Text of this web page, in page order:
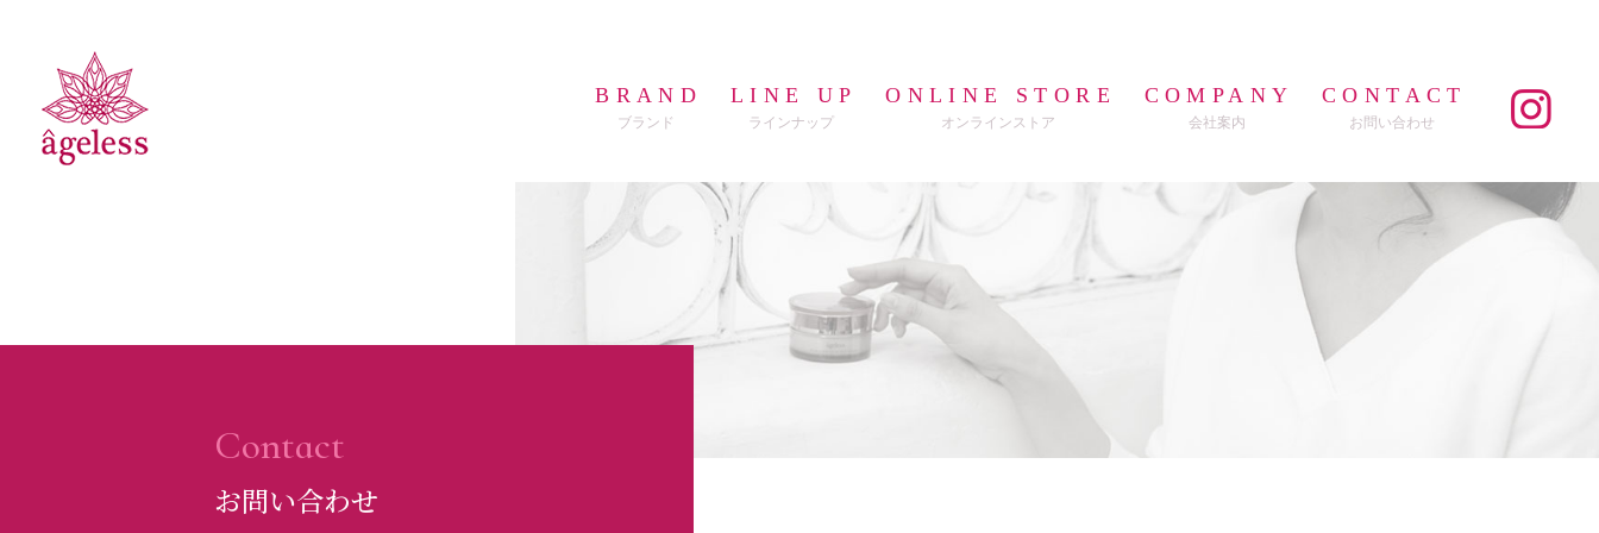
BRAND
ブランド
LINE UP
ラインナップ
ONLINE STORE
オンラインストア
COMPANY
会社案内
CONTACT
お問い合わせ
Contact
お問い合わせ